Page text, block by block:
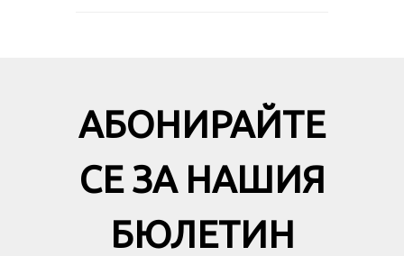
АБОНИРАЙТЕ
СЕ ЗА НАШИЯ
БЮЛЕТИН